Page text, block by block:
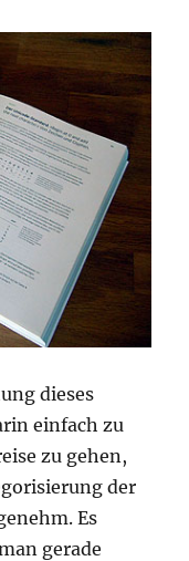
dieses
einfach zu
zu gehen,
der
Es
gerade